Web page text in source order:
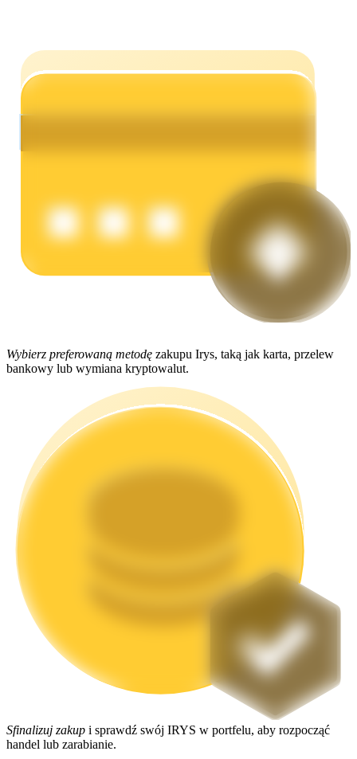
Codziennie zdobywaj konkurencyjne nagrody
Stawianie
Wysokie zyski i natychmiastowy dostęp
Launchpool
Elastyczne stawianie zakładów, aby zarabiać na popularnych
Wybierz preferowaną metodę zakupu Irys, taką jak karta, przelew
bankowy lub wymiana kryptowalut.
Sfinalizuj zakup i sprawdź swój IRYS w portfelu, aby rozpocząć
handel lub zarabianie.